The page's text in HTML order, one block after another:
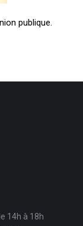
publique.
14h à 18h